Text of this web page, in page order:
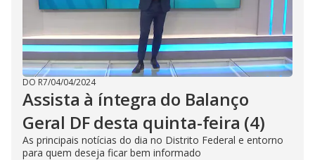
DO R7/04/04/2024
Assista à íntegra do Balanço
Geral DF desta quinta-feira (4)
As principais notícias do dia no Distrito Federal e entorno
para quem deseja ficar bem informado